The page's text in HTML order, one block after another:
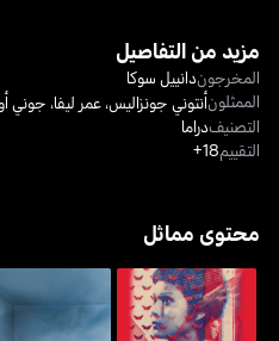
مزيد من التفاصيل
المخرجوندانييل سوكا
الممثلونأنتوني جونزاليس،عمر ليفا، جوني
التصنيفدراما
التقييم18+
محتوى مماثل